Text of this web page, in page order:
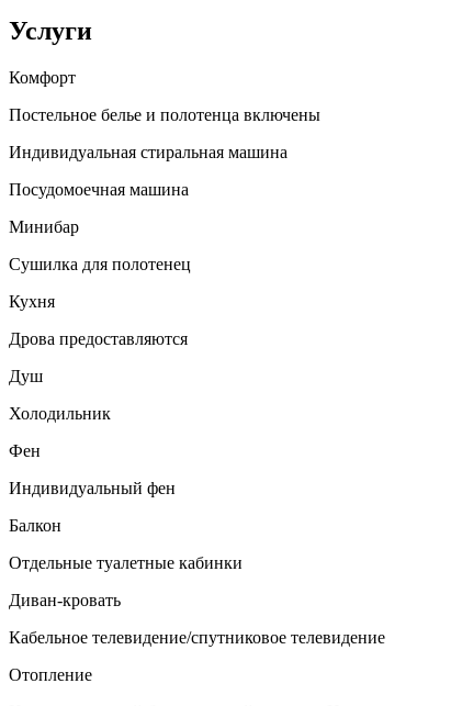
Услуги
Комфорт
Постельное белье и полотенца включены
Индивидуальная стиральная машина
Посудомоечная машина
Минибар
Сушилка для полотенец
Кухня
Дрова предоставляются
Душ
Холодильник
Фен
Индивидуальный фен
Балкон
Отдельные туалетные кабинки
Диван-кровать
Кабельное телевидение/спутниковое телевидение
Отопление